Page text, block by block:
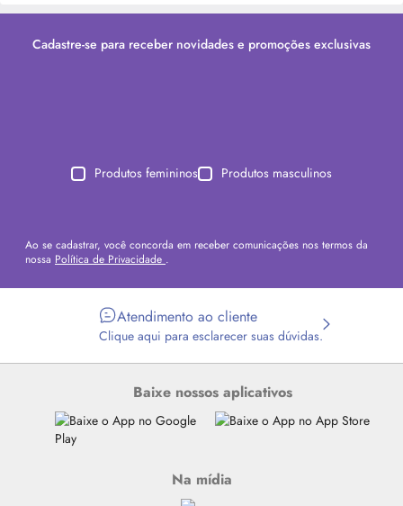
Cadastre-se para receber novidades e promoções exclusivas
Produtos femininos Produtos masculinos
Ao se cadastrar, você concorda em receber comunicações nos termos da
nossa Política de Privacidade .
Atendimento ao cliente
Clique aqui para esclarecer suas dúvidas.
Baixe nossos aplicativos
Na mídia